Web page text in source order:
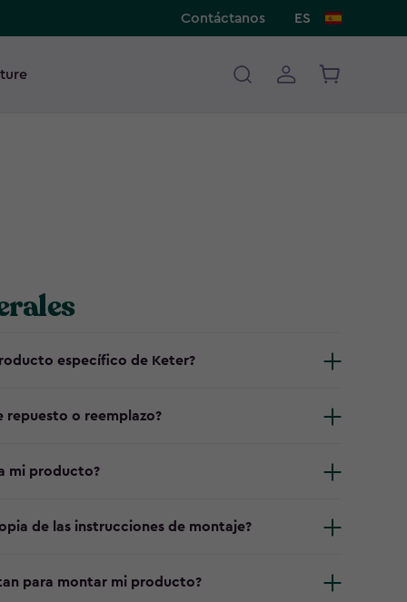
Contáctanos ES
específico de Keter?
repuesto o reemplazo?
mi producto?
de las instrucciones de montaje?
para montar mi producto?